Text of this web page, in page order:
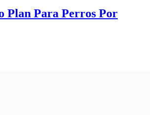
Plan Para Perros Por